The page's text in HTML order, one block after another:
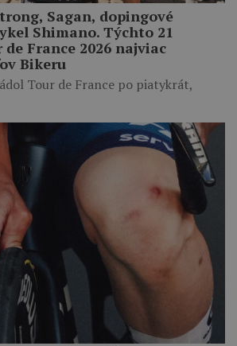
Sagan, dopingové
Shimano. Týchto 21
France 2026 najviac
Bikeru
Tour de France po piatykrát,